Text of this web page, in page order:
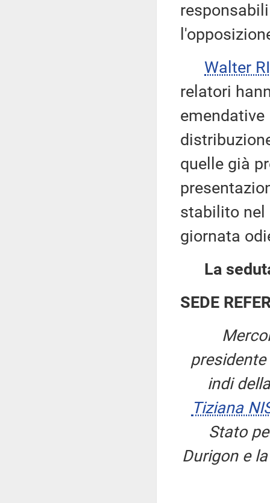
Walter
relatori
emendative
quelle già
stabilito nel
giornata
La
SEDE
indi
Tiziana
Stato
Durigon e